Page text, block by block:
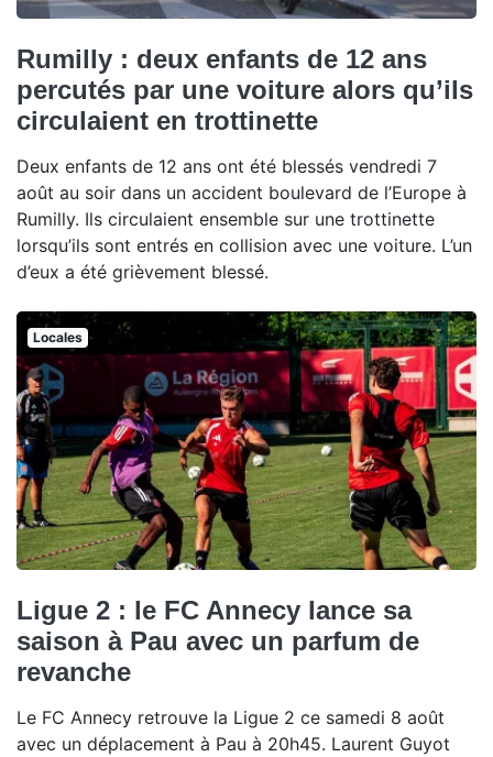
Rumilly : deux enfants de 12 ans
percutés par une voiture alors qu’ils
circulaient en trottinette
Deux enfants de 12 ans ont été blessés vendredi 7
août au soir dans un accident boulevard de l’Europe à
Rumilly. Ils circulaient ensemble sur une trottinette
lorsqu’ils sont entrés en collision avec une voiture. L’un
d’eux a été grièvement blessé.
Locales
Ligue 2 : le FC Annecy lance sa
saison à Pau avec un parfum de
revanche
Le FC Annecy retrouve la Ligue 2 ce samedi 8 août
avec un déplacement à Pau à 20h45. Laurent Guyot